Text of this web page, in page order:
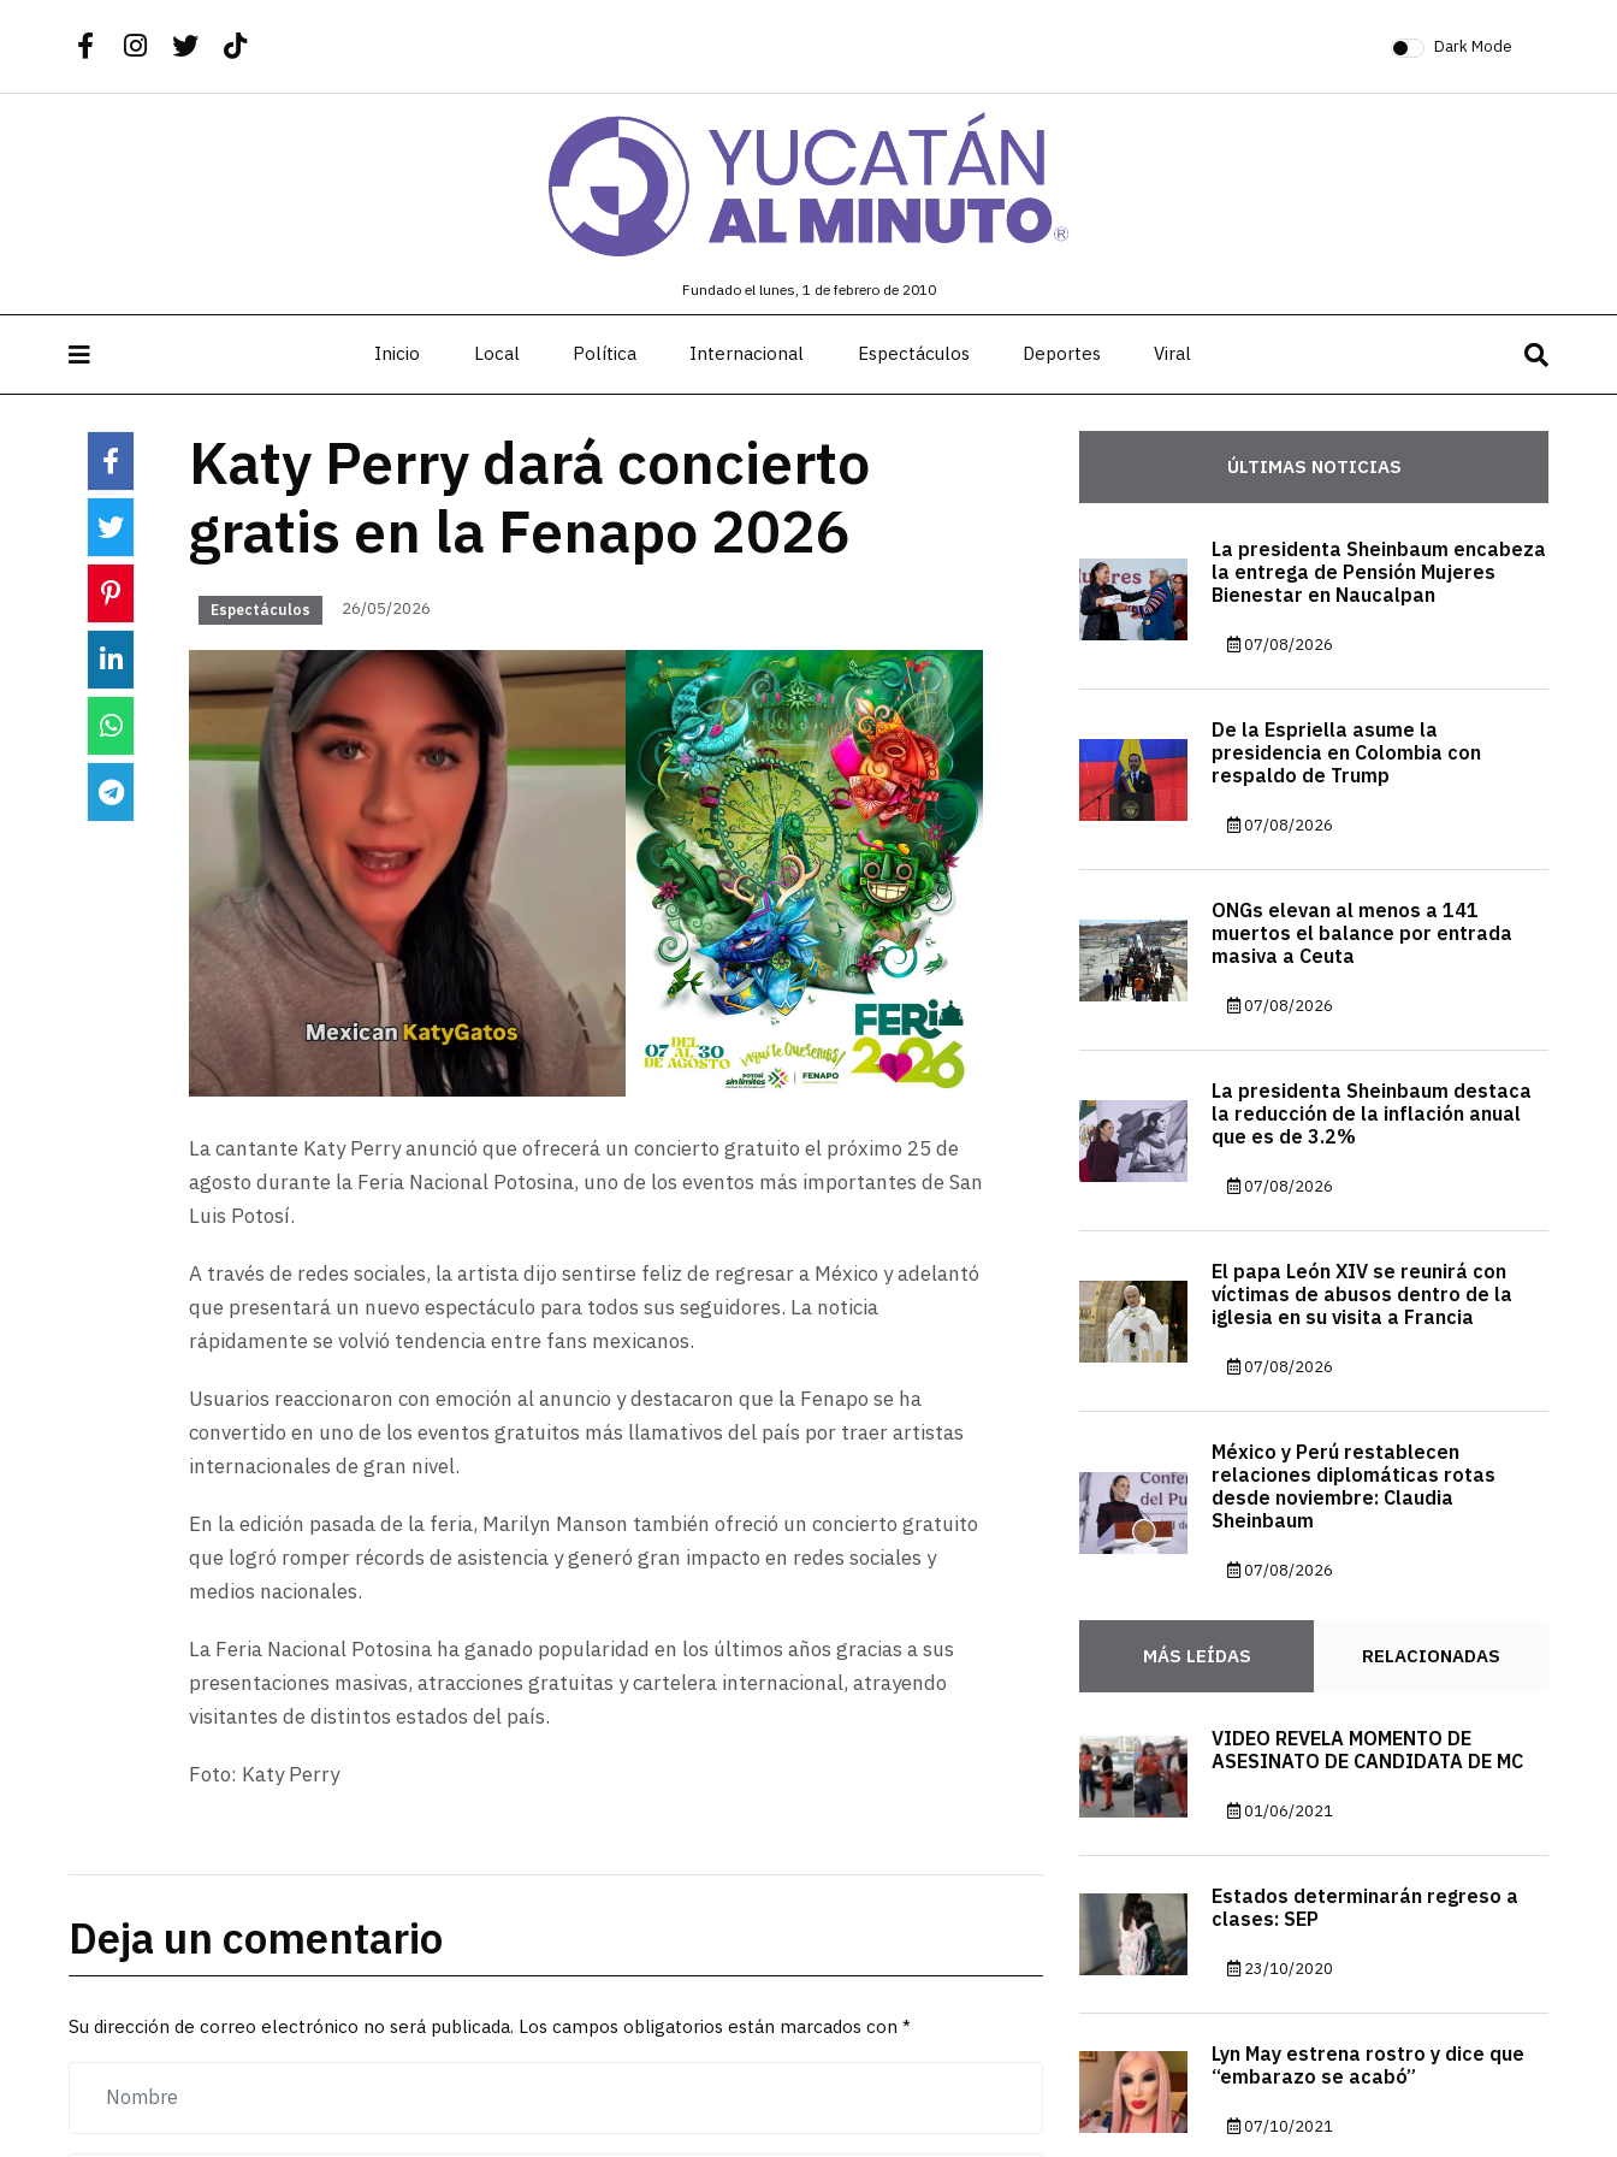
Dark Mode
Fundado el lunes, 1 de febrero de 2010
Inicio Local Política Internacional Espectáculos Deportes Viral
Katy Perry dará concierto
gratis en la Fenapo 2026
Espectáculos 26/05/2026
La cantante Katy Perry anunció que ofrecerá un concierto gratuito el próximo 25 de
agosto durante la Feria Nacional Potosina, uno de los eventos más importantes de San
Luis Potosí.
A través de redes sociales, la artista dijo sentirse feliz de regresar a México y adelantó
que presentará un nuevo espectáculo para todos sus seguidores. La noticia
rápidamente se volvió tendencia entre fans mexicanos.
Usuarios reaccionaron con emoción al anuncio y destacaron que la Fenapo se ha
convertido en uno de los eventos gratuitos más llamativos del país por traer artistas
internacionales de gran nivel.
En la edición pasada de la feria, Marilyn Manson también ofreció un concierto gratuito
que logró romper récords de asistencia y generó gran impacto en redes sociales y
medios nacionales.
La Feria Nacional Potosina ha ganado popularidad en los últimos años gracias a sus
presentaciones masivas, atracciones gratuitas y cartelera internacional, atrayendo
visitantes de distintos estados del país.
Foto: Katy Perry
Deja un comentario
Su dirección de correo electrónico no será publicada. Los campos obligatorios están marcados con *
ÚLTIMAS NOTICIAS
La presidenta Sheinbaum encabeza
la entrega de Pensión Mujeres
Bienestar en Naucalpan
07/08/2026
De la Espriella asume la
presidencia en Colombia con
respaldo de Trump
07/08/2026
ONGs elevan al menos a 141
muertos el balance por entrada
masiva a Ceuta
07/08/2026
La presidenta Sheinbaum destaca
la reducción de la inflación anual
que es de 3.2%
07/08/2026
El papa León XIV se reunirá con
víctimas de abusos dentro de la
iglesia en su visita a Francia
07/08/2026
México y Perú restablecen
relaciones diplomáticas rotas
desde noviembre: Claudia
Sheinbaum
07/08/2026
MÁS LEÍDAS RELACIONADAS
VIDEO REVELA MOMENTO DE
ASESINATO DE CANDIDATA DE MC
01/06/2021
Estados determinarán regreso a
clases: SEP
23/10/2020
Lyn May estrena rostro y dice que
“embarazo se acabó”
07/10/2021